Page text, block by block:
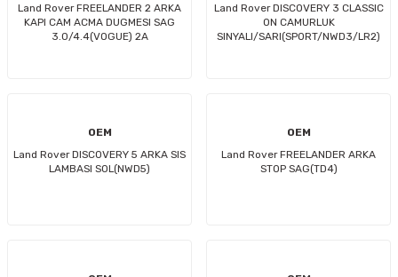
Land Rover FREELANDER 2 ARKA
KAPI CAM ACMA DUGMESI SAG
3.0/4.4(VOGUE) 2A
Land Rover DISCOVERY 3 CLASSIC
ON CAMURLUK
SINYALI/SARI(SPORT/NWD3/LR2)
OEM
Land Rover DISCOVERY 5 ARKA SIS
LAMBASI SOL(NWD5)
OEM
Land Rover FREELANDER ARKA
STOP SAG(TD4)